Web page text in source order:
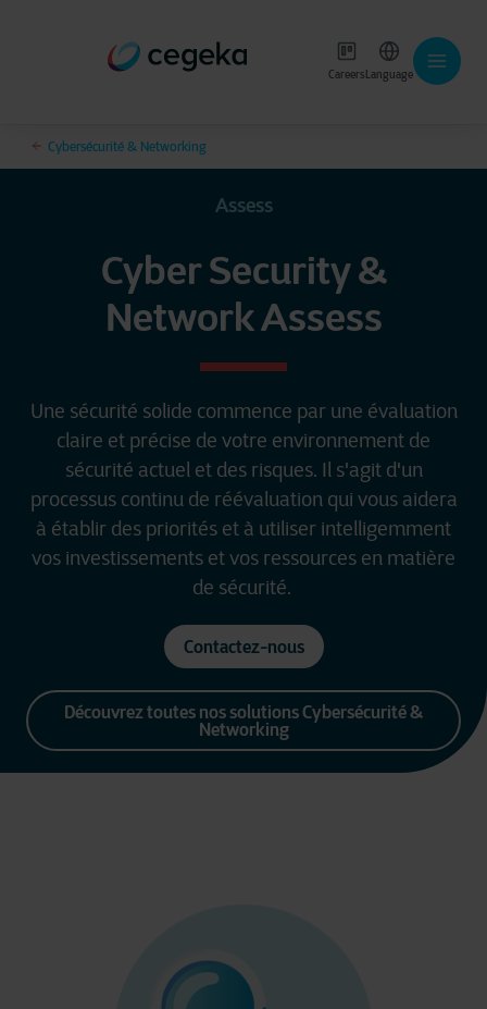
CareersLanguage
Cybersécurité & Networking
Assess
Cyber Security &
Network Assess
Une sécurité solide commence par une évaluation
claire et précise de votre environnement de
sécurité actuel et des risques. Il s'agit d'un
processus continu de réévaluation qui vous aidera
à établir des priorités et à utiliser intelligemment
vos investissements et vos ressources en matière
de sécurité.
Contactez-nous
Découvrez toutes nos solutions Cybersécurité &
Networking